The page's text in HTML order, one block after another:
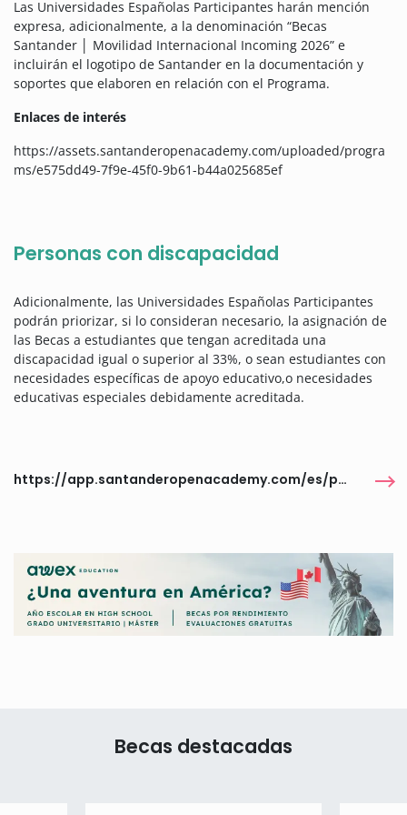
Las Universidades Españolas Participantes harán mención
expresa, adicionalmente, a la denominación “Becas
Santander │ Movilidad Internacional Incoming 2026” e
incluirán el logotipo de Santander en la documentación y
soportes que elaboren en relación con el Programa.
Enlaces de interés
https://assets.santanderopenacademy.com/uploaded/progra
ms/e575dd49-7f9e-45f0-9b61-b44a025685ef
Personas con discapacidad
Adicionalmente, las Universidades Españolas Participantes
podrán priorizar, si lo consideran necesario, la asignación de
las Becas a estudiantes que tengan acreditada una
discapacidad igual o superior al 33%, o sean estudiantes con
necesidades específicas de apoyo educativo,o necesidades
educativas especiales debidamente acreditada.
https://app.santanderopenacademy.com/es/program/movilidad-internacional-incoming-2026
Becas destacadas